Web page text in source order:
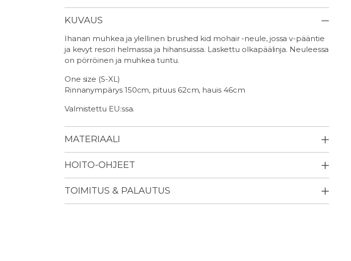
KUVAUS
Ihanan muhkea ja ylellinen brushed kid mohair -neule, jossa v-pääntie
ja kevyt resori helmassa ja hihansuissa. Laskettu olkapäälinja. Neuleessa
on pörröinen ja muhkea tuntu.
One size (S-XL)
Rinnanympärys 150cm, pituus 62cm, hauis 46cm
Valmistettu EU:ssa.
MATERIAALI
HOITO-OHJEET
TOIMITUS & PALAUTUS